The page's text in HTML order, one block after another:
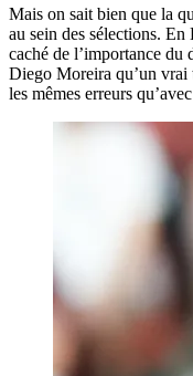
Mais on sait bien que la
au sein des sélections.
caché de l’importance du
Diego Moreira qu’un vrai
les mêmes erreurs